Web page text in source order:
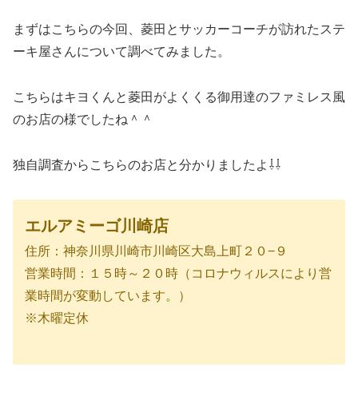
まずはこちらの今回、菱田とサッカーコーチが訪れたステ
ーキ屋さんについて調べてみました。
こちらはキヨくんと菱田がよくくる御用達のファミレス風
のお店の様でしたね＾＾
独自調査からこちらのお店と分かりましたよ⇩⇩
エルアミーゴ川崎店
住所：神奈川県川崎市川崎区大島上町２０−９
営業時間：１５時～２０時（コロナウィルスにより営
業時間が変動しています。）
※木曜定休